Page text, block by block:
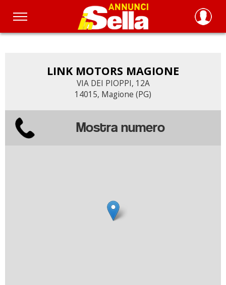
Salta
LINK MOTORS MAGIONE
VIA DEI PIOPPI, 12A
14015, Magione (PG)
Mostra numero